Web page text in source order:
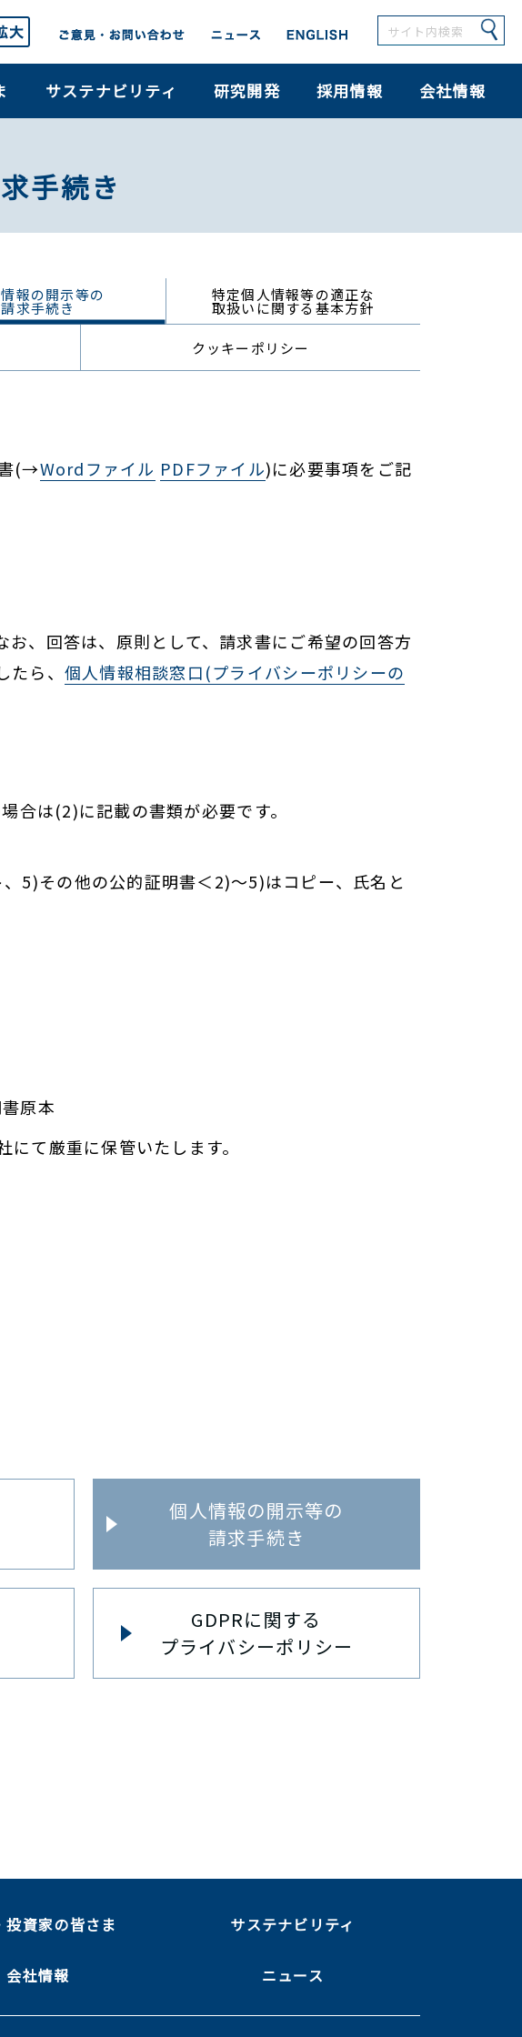
サステナビリティ 研究開発 採用情報 会社情報
手続き
報の開示等の
請求手続き
特定個人情報等の適正な
取扱いに関する基本方針
クッキーポリシー
書(→Wordファイル PDFファイル)に必要事項をご記
、回答は、原則として、請求書にご希望の回答方
ら、 個人情報相談窓口(プライバシーポリシーの
合は(2)に記載の書類が必要です。
5)その他の公的証明書＜2)～5)はコピー、氏名と
原本
て厳重に保管いたします。
個人情報の開示等の
請求手続き
GDPRに関する
プライバシーポリシー
投資家の皆さま サステナビリティ
会社情報 ニュース